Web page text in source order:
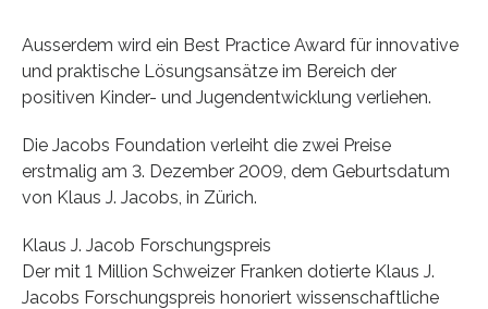
Ausserdem wird ein Best Practice Award für innovative
und praktische Lösungsansätze im Bereich der
positiven Kinder- und Jugendentwicklung verliehen.
Die Jacobs Foundation verleiht die zwei Preise
erstmalig am 3. Dezember 2009, dem Geburtsdatum
von Klaus J. Jacobs, in Zürich.
Klaus J. Jacob Forschungspreis
Der mit 1 Million Schweizer Franken dotierte Klaus J.
Jacobs Forschungspreis honoriert wissenschaftliche